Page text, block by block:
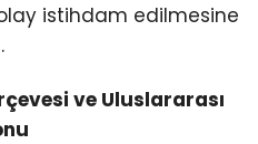
istihdam edilmesine
ve Uluslararası